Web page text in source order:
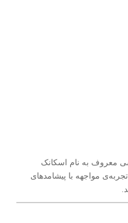
معروف به نام اسکانک
مواجهه با پیشامدهای